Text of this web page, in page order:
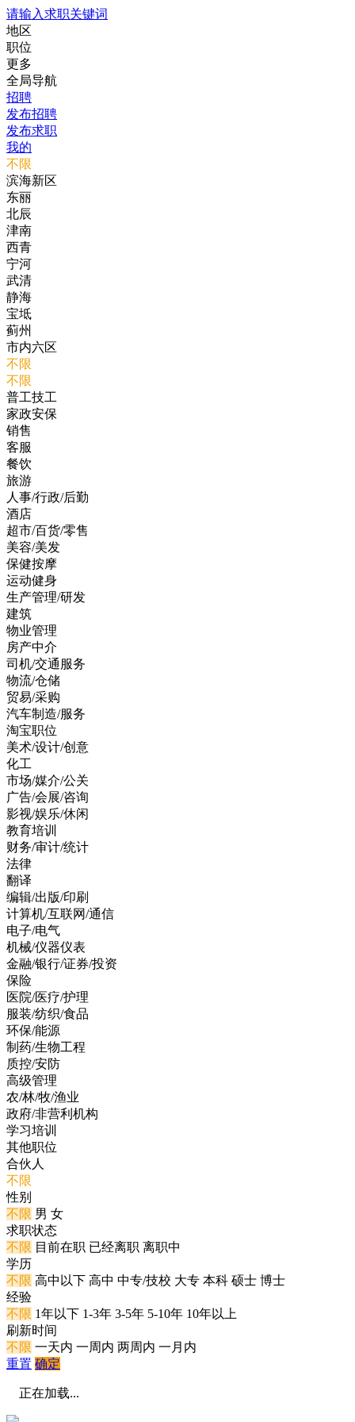
请输入求职关键词
地区
职位
更多
全局导航
招聘
发布招聘
发布求职
我的
不限
滨海新区
东丽
北辰
津南
西青
宁河
武清
静海
宝坻
蓟州
市内六区
不限
不限
普工技工
家政安保
销售
客服
餐饮
旅游
人事/行政/后勤
酒店
超市/百货/零售
美容/美发
保健按摩
运动健身
生产管理/研发
建筑
物业管理
房产中介
司机/交通服务
物流/仓储
贸易/采购
汽车制造/服务
淘宝职位
美术/设计/创意
化工
市场/媒介/公关
广告/会展/咨询
影视/娱乐/休闲
教育培训
财务/审计/统计
法律
翻译
编辑/出版/印刷
计算机/互联网/通信
电子/电气
机械/仪器仪表
金融/银行/证券/投资
保险
医院/医疗/护理
服装/纺织/食品
环保/能源
制药/生物工程
质控/安防
高级管理
农/林/牧/渔业
政府/非营利机构
学习培训
其他职位
合伙人
不限
性别
不限 男 女
求职状态
不限 目前在职 已经离职 离职中
学历
不限 高中以下 高中 中专/技校 大专 本科 硕士 博士
经验
不限 1年以下 1-3年 3-5年 5-10年 10年以上
刷新时间
不限 一天内 一周内 两周内 一月内
重置 确定
正在加载...